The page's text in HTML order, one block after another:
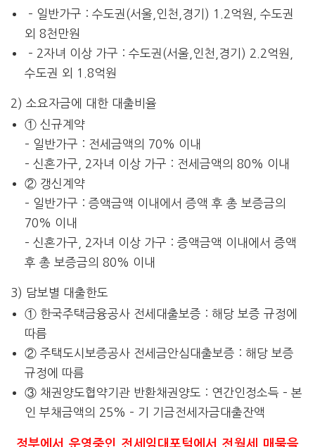
– 일반가구 : 수도권(서울,인천,경기) 1.2억원, 수도권
외 8천만원
– 2자녀 이상 가구 : 수도권(서울,인천,경기) 2.2억원,
수도권 외 1.8억원
2) 소요자금에 대한 대출비율
① 신규계약
– 일반가구 : 전세금액의 70% 이내
– 신혼가구, 2자녀 이상 가구 : 전세금액의 80% 이내
② 갱신계약
– 일반가구 : 증액금액 이내에서 증액 후 총 보증금의
70% 이내
– 신혼가구, 2자녀 이상 가구 : 증액금액 이내에서 증액
후 총 보증금의 80% 이내
3) 담보별 대출한도
① 한국주택금융공사 전세대출보증 : 해당 보증 규정에
따름
② 주택도시보증공사 전세금안심대출보증 : 해당 보증
규정에 따름
③ 채권양도협약기관 반환채권양도 : 연간인정소득 – 본
인 부채금액의 25% – 기 기금전세자금대출잔액
정부에서 운영중인 전세임대포털에서 전월세 매물을